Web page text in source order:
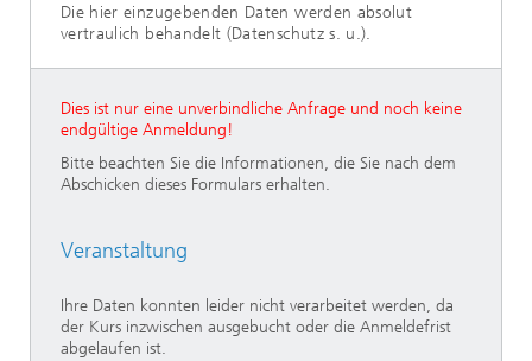
Die hier einzugebenden Daten werden absolut
vertraulich behandelt (Datenschutz s. u.).
Dies ist nur eine unverbindliche Anfrage und noch keine
endgültige Anmeldung!
Bitte beachten Sie die Informationen, die Sie nach dem
Abschicken dieses Formulars erhalten.
Veranstaltung
Ihre Daten konnten leider nicht verarbeitet werden, da
der Kurs inzwischen ausgebucht oder die Anmeldefrist
abgelaufen ist.